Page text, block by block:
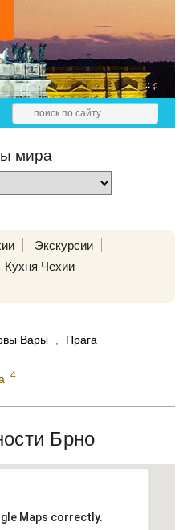
мира
Экскурсии
Кухня Чехии
Вары Прага
4
Брно
Maps correctly.